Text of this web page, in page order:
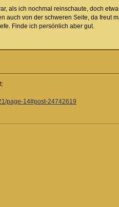
als ich nochmal reinschaute, doch
von der schweren Seite, da freut
Finde ich persönlich aber gut.
page-14#post-24742619